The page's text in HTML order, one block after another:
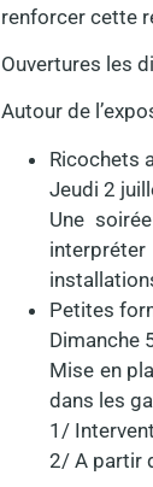
renforcer cette
Ouvertures les
Autour de
Ricochets
Jeudi 2
Une
Petites
Dimanche
Mise en
dans les
1/
2/ A partir